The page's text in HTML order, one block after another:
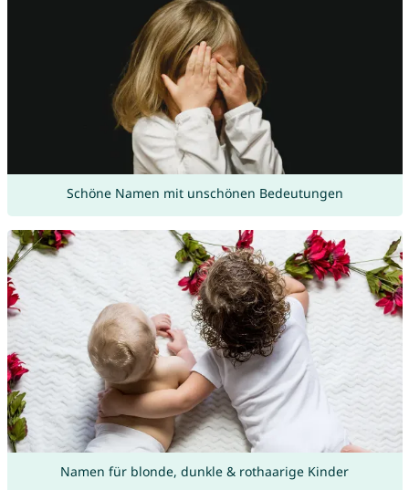
Schöne Namen mit unschönen Bedeutungen
Namen für blonde, dunkle & rothaarige Kinder